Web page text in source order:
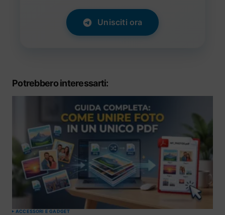
Unisciti ora
Potrebbero interessarti:
ACCESSORI E GADGET